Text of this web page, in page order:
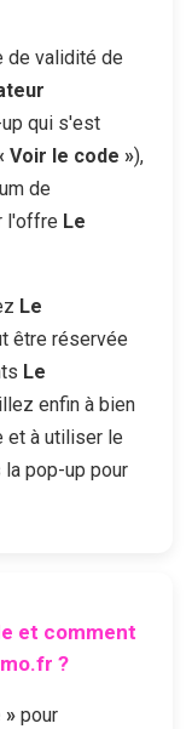
de validité de
qui s'est
Voir le code »),
de
l'offre Le
Le
être réservée
Le
enfin à bien
et à utiliser le
pop-up pour
et comment
?
» pour